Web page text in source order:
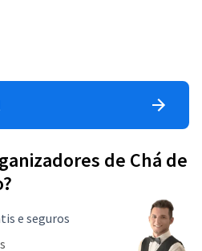
de Chá de
e seguros